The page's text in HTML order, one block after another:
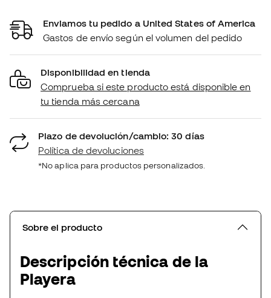
Enviamos tu pedido a United States of America
Gastos de envío según el volumen del pedido
Disponibilidad en tienda
Comprueba si este producto está disponible en
tu tienda más cercana
Plazo de devolución/cambio: 30 días
Política de devoluciones
*No aplica para productos personalizados.
Sobre el producto
Descripción técnica de la
Playera